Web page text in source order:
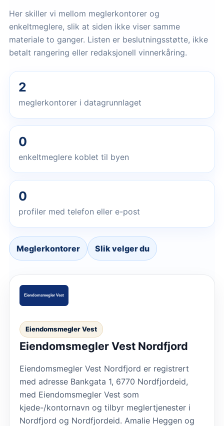
Her skiller vi mellom meglerkontorer og
enkeltmeglere, slik at siden ikke viser samme
materiale to ganger. Listen er beslutningsstøtte, ikke
betalt rangering eller redaksjonell vinnerkåring.
2
meglerkontorer i datagrunnlaget
0
enkeltmeglere koblet til byen
0
profiler med telefon eller e-post
Meglerkontorer Slik velger du
Eiendomsmegler Vest
Eiendomsmegler Vest Nordfjord
Eiendomsmegler Vest Nordfjord er registrert
med adresse Bankgata 1, 6770 Nordfjordeid,
med Eiendomsmegler Vest som
kjede-/kontornavn og tilbyr meglertjenester i
Nordfjord og Nordfjordeid. Amalie Heggen og